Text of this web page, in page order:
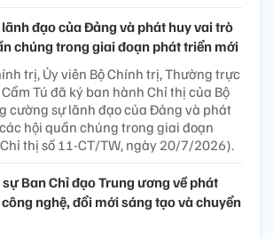
đạo của Đảng và phát huy vai trò
chúng trong giai đoạn phát triển mới
trị, Ủy viên Bộ Chính trị, Thường trực
Tú đã ký ban hành Chỉ thị của Bộ
cường sự lãnh đạo của Đảng và phát
hội quần chúng trong giai đoạn
thị số 11-CT/TW, ngày 20/7/2026).
Ban Chỉ đạo Trung ương về phát
nghệ, đổi mới sáng tạo và chuyển